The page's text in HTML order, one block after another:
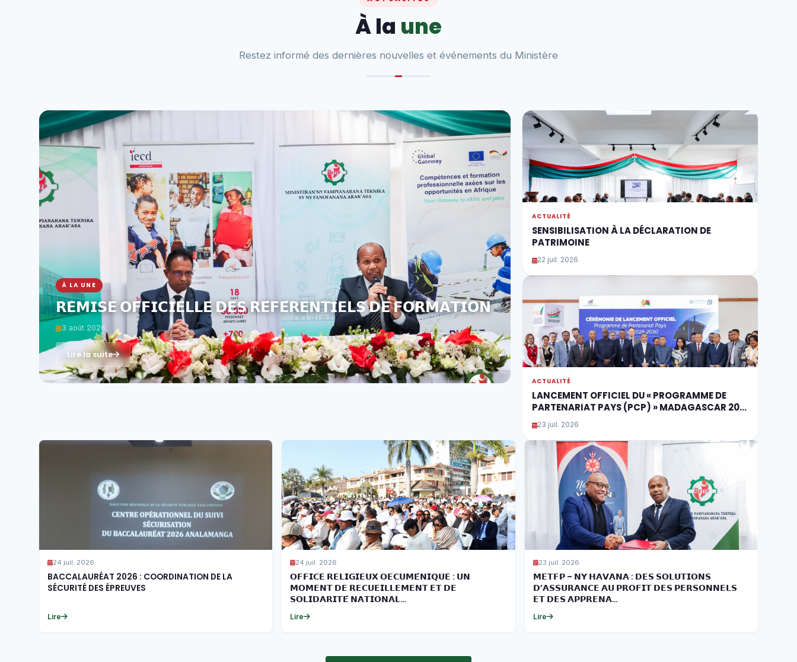
À la une
Restez informé des dernières nouvelles et événements du Ministère
À LA UNE
𝗥𝗘𝗠𝗜𝗦𝗘 𝗢𝗙𝗙𝗜𝗖𝗜𝗘𝗟𝗟𝗘 𝗗𝗘𝗦 𝗥𝗘́𝗙𝗘́𝗥𝗘𝗡𝗧𝗜𝗘𝗟𝗦 𝗗𝗘 𝗙𝗢𝗥𝗠𝗔𝗧𝗜𝗢𝗡
3 août 2026
Lire la suite
ACTUALITÉ
SENSIBILISATION À LA DÉCLARATION DE
PATRIMOINE
22 juil. 2026
ACTUALITÉ
LANCEMENT OFFICIEL DU « PROGRAMME DE
PARTENARIAT PAYS (PCP) » MADAGASCAR 20…
23 juil. 2026
24 juil. 2026
BACCALAURÉAT 2026 : COORDINATION DE LA
SÉCURITÉ DES ÉPREUVES
Lire
24 juil. 2026
𝗢𝗙𝗙𝗜𝗖𝗘 𝗥𝗘𝗟𝗜𝗚𝗜𝗘𝗨𝗫 𝗢𝗘𝗖𝗨𝗠𝗘́𝗡𝗜𝗤𝗨𝗘 : 𝗨𝗡
𝗠𝗢𝗠𝗘𝗡𝗧 𝗗𝗘 𝗥𝗘𝗖𝗨𝗘𝗜𝗟𝗟𝗘𝗠𝗘𝗡𝗧 𝗘𝗧 𝗗𝗘
𝗦𝗢𝗟𝗜𝗗𝗔𝗥𝗜𝗧𝗘́ 𝗡𝗔𝗧𝗜𝗢𝗡𝗔𝗟…
Lire
23 juil. 2026
𝗠𝗘𝗧𝗙𝗣 – 𝗡𝗬 𝗛𝗔𝗩𝗔𝗡𝗔 : 𝗗𝗘𝗦 𝗦𝗢𝗟𝗨𝗧𝗜𝗢𝗡𝗦
𝗗’𝗔𝗦𝗦𝗨𝗥𝗔𝗡𝗖𝗘 𝗔𝗨 𝗣𝗥𝗢𝗙𝗜𝗧 𝗗𝗘𝗦 𝗣𝗘𝗥𝗦𝗢𝗡𝗡𝗘𝗟𝗦
𝗘𝗧 𝗗𝗘𝗦 𝗔𝗣𝗣𝗥𝗘𝗡𝗔…
Lire